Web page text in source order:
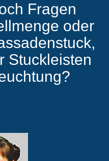
Fragen
oder
Stuckleisten